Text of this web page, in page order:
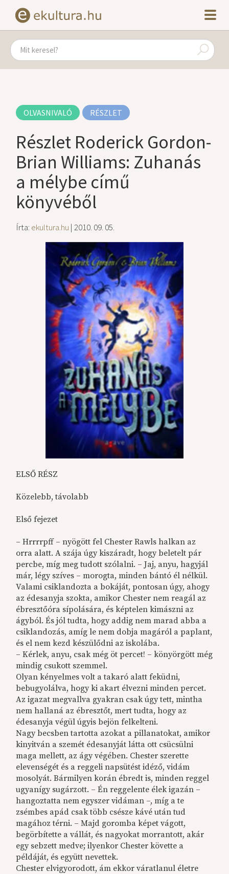
OLVASNIVALÓ RÉSZLET
Részlet Roderick Gordon-
Brian Williams: Zuhanás
a mélybe című
könyvéből
Írta: ekultura.hu | 2010. 09. 05.
ELSŐ RÉSZ
Közelebb, távolabb
Első fejezet
– Hrrrrpff – nyögött fel Chester Rawls halkan az
orra alatt. A szája úgy kiszáradt, hogy beletelt pár
percbe, míg meg tudott szólalni. – Jaj, anyu, hagyjál
már, légy szíves – morogta, minden bántó él nélkül.
Valami csiklandozta a bokáját, pontosan úgy, ahogy
az édesanyja szokta, amikor Chester nem reagál az
ébresztőóra sípolására, és képtelen kimászni az
ágyból. És jól tudta, hogy addig nem marad abba a
csiklandozás, amíg le nem dobja magáról a paplant,
és el nem kezd készülődni az iskolába.
– Kérlek, anyu, csak még öt percet! – könyörgött még
mindig csukott szemmel.
Olyan kényelmes volt a takaró alatt feküdni,
bebugyolálva, hogy ki akart élvezni minden percet.
Az igazat megvallva gyakran csak úgy tett, mintha
nem hallaná az ébresztőt, mert tudta, hogy az
édesanyja végül úgyis bejön felkelteni.
Nagy becsben tartotta azokat a pillanatokat, amikor
kinyitván a szemét édesanyját látta ott csücsülni
maga mellett, az ágy végében. Chester szerette
elevenségét és a reggeli napsütést idéző, vidám
mosolyát. Bármilyen korán ébredt is, minden reggel
ugyanígy sugárzott. – Én reggelente élek igazán –
hangoztatta nem egyszer vidáman –, míg a te
zsémbes apád csak több csésze kávé után tud
magához térni. – Majd goromba képet vágott,
begörbítette a vállát, és nagyokat morrantott, akár
egy sebzett medve; ilyenkor Chester követte a
példáját, és együtt nevettek.
Chester elvigyorodott, ám ekkor váratlanul életre